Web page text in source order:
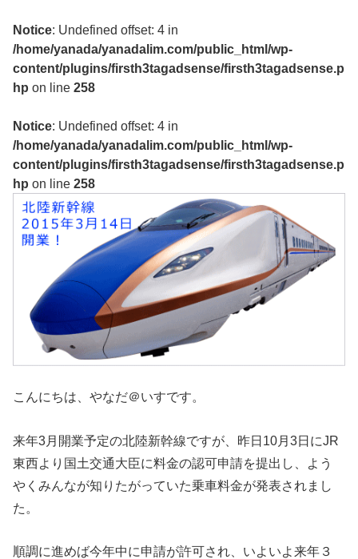
Notice: Undefined offset: 4 in
/home/yanada/yanadalim.com/public_html/wp-
content/plugins/firsth3tagadsense/firsth3tagadsense.p
hp on line258
Notice: Undefined offset: 4 in
/home/yanada/yanadalim.com/public_html/wp-
content/plugins/firsth3tagadsense/firsth3tagadsense.p
hp on line258
こんにちは、やなだ＠いすです。
来年3月開業予定の北陸新幹線ですが、昨日10月3日にJR
東西より国土交通大臣に料金の認可申請を提出し、よう
やくみんなが知りたがっていた乗車料金が発表されまし
た。
順調に進めば今年中に申請が許可され、いよいよ来年３